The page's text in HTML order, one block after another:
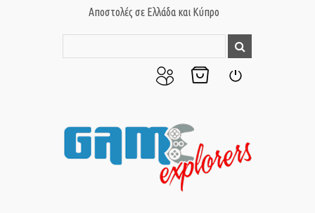
Αποστολές σε Ελλάδα και Κύπρο
μου